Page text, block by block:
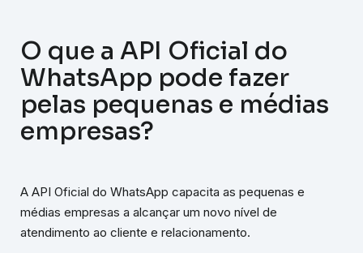
O que a API Oficial do
WhatsApp pode fazer
pelas pequenas e médias
empresas?
A API Oficial do WhatsApp capacita as pequenas e
médias empresas a alcançar um novo nível de
atendimento ao cliente e relacionamento.